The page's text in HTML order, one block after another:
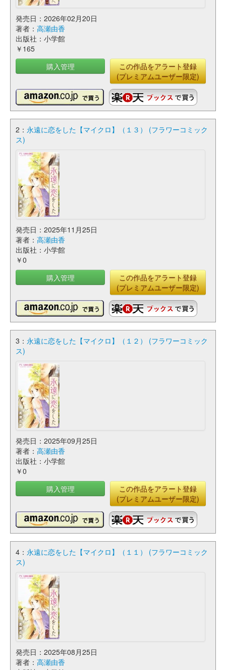
発売日：2026年02月20日
著者： 高瀬由香
出版社：小学館
￥165
購入管理
この作品をアラート登録
(プレミアムユーザー限定)
2： 永遠に恋をした【マイクロ】（１３） (フラワーコミック
ス)
発売日：2025年11月25日
著者： 高瀬由香
出版社：小学館
￥0
購入管理
この作品をアラート登録
(プレミアムユーザー限定)
3： 永遠に恋をした【マイクロ】（１２） (フラワーコミック
ス)
発売日：2025年09月25日
著者： 高瀬由香
出版社：小学館
￥0
購入管理
この作品をアラート登録
(プレミアムユーザー限定)
4： 永遠に恋をした【マイクロ】（１１） (フラワーコミック
ス)
発売日：2025年08月25日
著者： 高瀬由香